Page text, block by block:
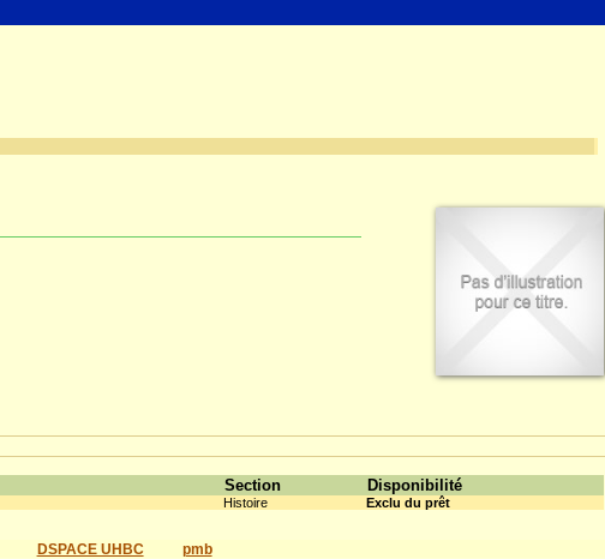
Section Disponibilité
Histoire Exclu du prêt
DSPACE UHBC pmb